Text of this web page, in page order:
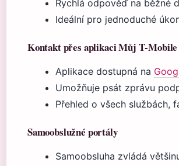
Rychlá odpověď na běžné
Ideální pro jednoduché
Kontakt přes aplikaci Můj T‑Mobile
Aplikace dostupná na
Umožňuje psát zprávu
Přehled o všech službách,
Samoobslužné portály
Samoobsluha zvládá